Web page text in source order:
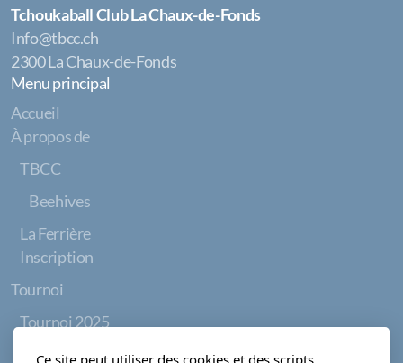
Tchoukaball Club La Chaux-de-Fonds
Info@tbcc.ch
2300 La Chaux-de-Fonds
Menu principal
Accueil
À propos de
TBCC
Beehives
La Ferrière
Inscription
Tournoi
Tournoi 2025
Ce site peut utiliser des cookies et des scripts